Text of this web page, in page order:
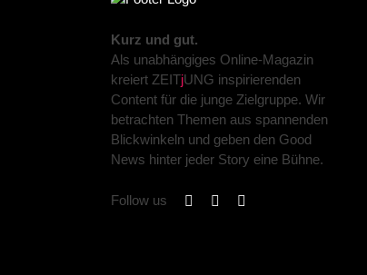
Kurz und gut.
Als unabhängiges Online-Magazin
kreiert ZEITjUNG inspirierenden
Content für die junge Zielgruppe. Wir
betrachten Themen aus spannenden
Blickwinkeln und geben den Good
News hinter jeder Story eine Bühne.
Follow us